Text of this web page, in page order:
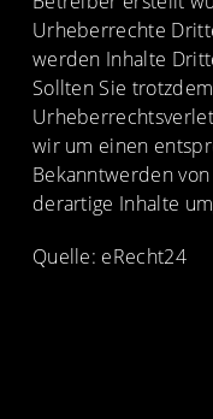
Urheberrechte
werden Inhalte
Sollten Sie
wir um einen
Bekanntwerden
derartige Inhalte
Quelle: eRecht24